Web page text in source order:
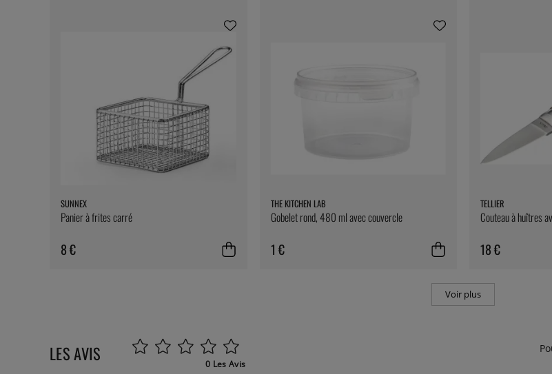
SUNNEX
Panier à frites carré
8 €
THE KITCHEN LAB
Gobelet rond, 480 ml avec couvercle
1 €
TELLIER
Couteau à huîtres
18 €
Voir plus
LES AVIS 0 Les Avis